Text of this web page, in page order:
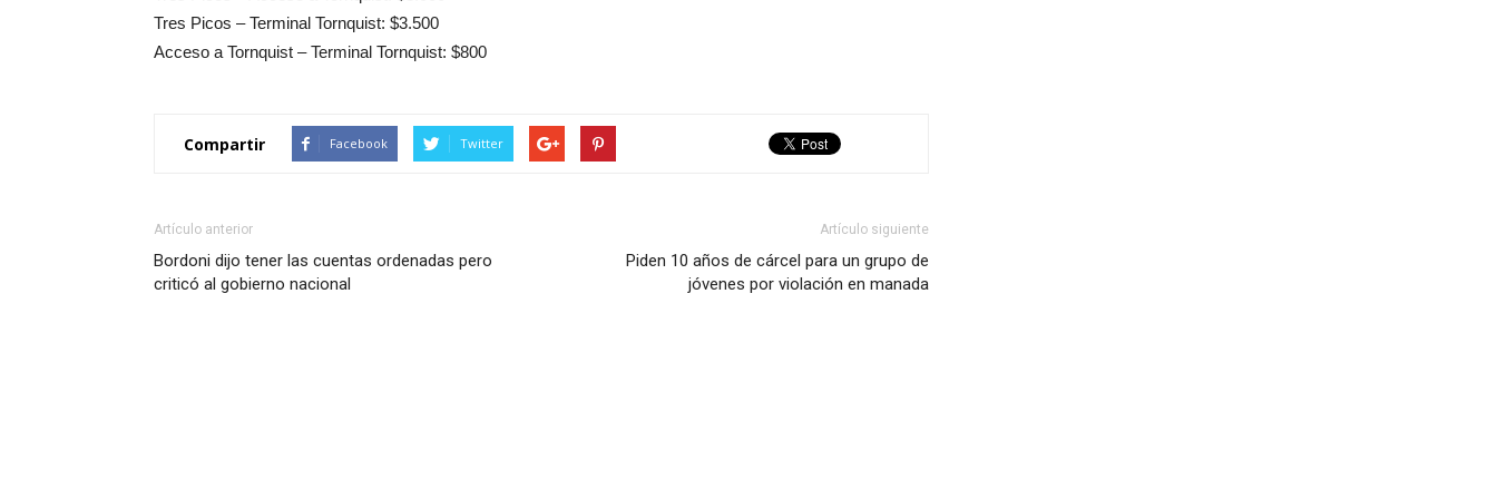
Tres Picos – Terminal Tornquist: $3.500
Acceso a Tornquist – Terminal Tornquist: $800
Compartir Facebook Twitter
Artículo anterior
Bordoni dijo tener las cuentas ordenadas pero
criticó al gobierno nacional
Artículo siguiente
Piden 10 años de cárcel para un grupo de
jóvenes por violación en manada